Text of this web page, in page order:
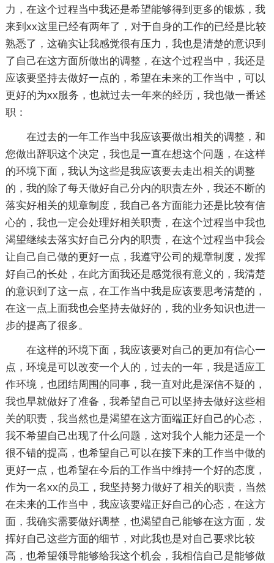
力，在这个过程当中我还是希望能够得到更多的锻炼，我
来到xx这里已经有两年了，对于自身的工作的已经是比较
熟悉了，这确实让我感觉很有压力，我也是清楚的意识到
了自己在这方面所做出的调整，在这个过程当中，我还是
应该要坚持去做好一点的，希望在未来的工作当中，可以
更好的为xx服务，也就过去一年来的经历，我也做一番述
职：
在过去的一年工作当中我应该要做出相关的调整，和
您做出辞职这个决定，我也是一直在想这个问题，在这样
的环境下面，我认为这些是我应该要去走出相关的调整
的，我的除了每天做好自己分内的职责左外，我还不断的
落实好相关的规章制度，我自己各方面能力还是比较有信
心的，我也一定会处理好相关职责，在这个过程当中我也
渴望继续去落实好自己分内的职责，在这个过程当中我会
让自己自己做的更好一点，我遵守公司的规章制度，发挥
好自己的长处，在此方面我还是感觉很有意义的，我清楚
的意识到了这一点，在工作当中我是应该要思考清楚的，
在这一点上面我也会坚持去做好的，我的业务知识也进一
步的提高了很多。
在这样的环境下面，我应该要对自己的更加有信心一
点，环境是可以改变一个人的，过去的一年，我是适应工
作环境，也团结周围的同事，我一直对此是深信不疑的，
我也早就做好了准备，我希望自己可以坚持去做好这些相
关的职责，我当然也是渴望在这方面端正好自己的心态，
我不希望自己出现了什么问题，这对我个人能力还是一个
很不错的提高，也希望自己可以在接下来的工作当中做的
更好一点，也希望在今后的工作当中维持一个好的态度，
作为一名xx的员工，我坚持努力做好了相关的职责，当然
在未来的工作当中，我应该要端正好自己的心态，在这方
面，我确实需要做好调整，也渴望自己能够在这方面，发
挥好自己这些方面的细节，对此我也是对自己要求比较
高，也希望领导能够给我这个机会，我相信自己是能够做